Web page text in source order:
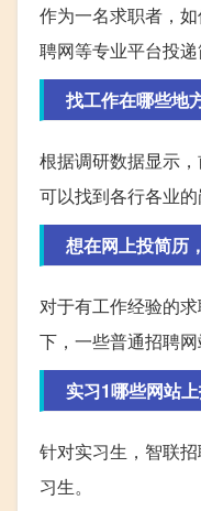
作为一名求职者，
聘网等专业平台投
找工作在哪些地
根据调研数据显示
可以找到各行各业的
想在网上投简历
对于有工作经验的
下，一些普通招聘
实习1哪些网站
针对实习生，智联
习生。